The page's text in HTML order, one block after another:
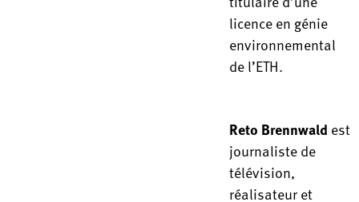
licence en génie
environnemental
de l’ETH.
Reto Brennwald est
journaliste de
télévision,
réalisateur et